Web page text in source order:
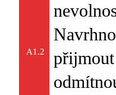
A1.2